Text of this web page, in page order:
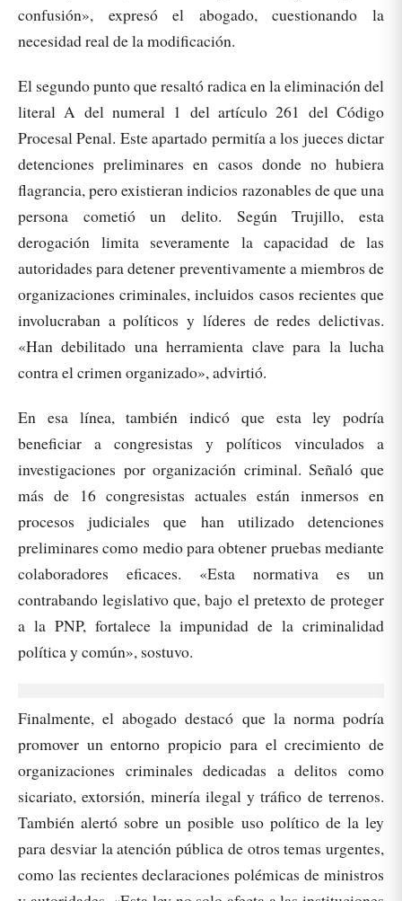
confusión», expresó el abogado, cuestionando la
necesidad real de la modificación.
El segundo punto que resaltó radica en la eliminación del
literal A del numeral 1 del artículo 261 del Código
Procesal Penal. Este apartado permitía a los jueces dictar
detenciones preliminares en casos donde no hubiera
flagrancia, pero existieran indicios razonables de que una
persona cometió un delito. Según Trujillo, esta
derogación limita severamente la capacidad de las
autoridades para detener preventivamente a miembros de
organizaciones criminales, incluidos casos recientes que
involucraban a políticos y líderes de redes delictivas.
«Han debilitado una herramienta clave para la lucha
contra el crimen organizado», advirtió.
En esa línea, también indicó que esta ley podría
beneficiar a congresistas y políticos vinculados a
investigaciones por organización criminal. Señaló que
más de 16 congresistas actuales están inmersos en
procesos judiciales que han utilizado detenciones
preliminares como medio para obtener pruebas mediante
colaboradores eficaces. «Esta normativa es un
contrabando legislativo que, bajo el pretexto de proteger
a la PNP, fortalece la impunidad de la criminalidad
política y común», sostuvo.
Finalmente, el abogado destacó que la norma podría
promover un entorno propicio para el crecimiento de
organizaciones criminales dedicadas a delitos como
sicariato, extorsión, minería ilegal y tráfico de terrenos.
También alertó sobre un posible uso político de la ley
para desviar la atención pública de otros temas urgentes,
como las recientes declaraciones polémicas de ministros